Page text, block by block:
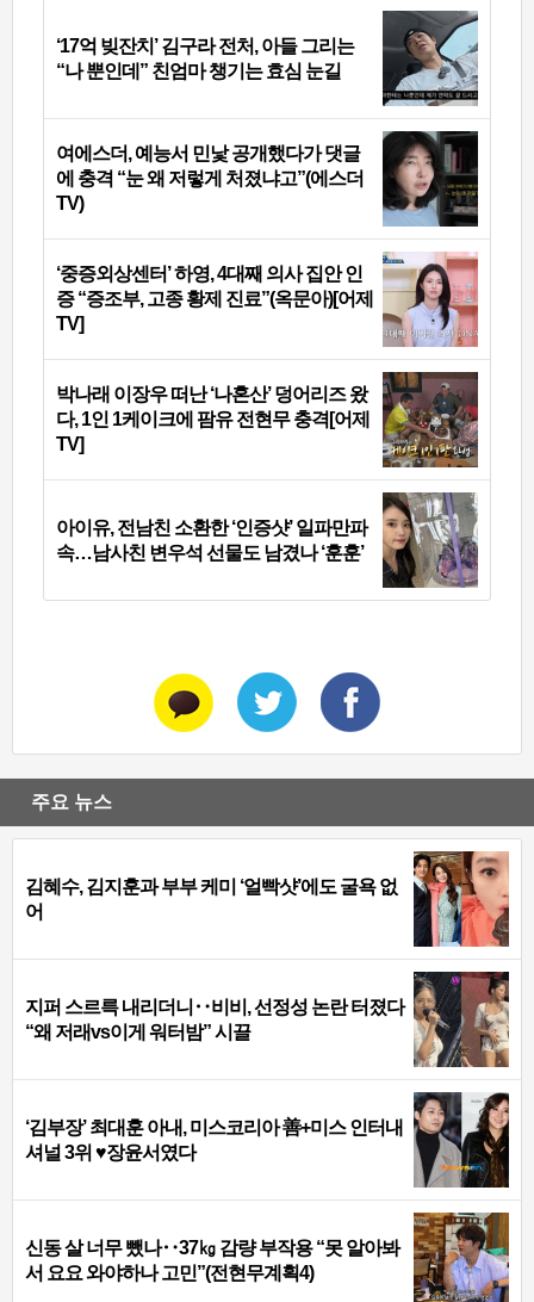
‘17억 빚잔치’ 김구라 전처, 아들 그리는
“나 뿐인데” 친엄마 챙기는 효심 눈길
여에스더, 예능서 민낯 공개했다가 댓글
에 충격 “눈 왜 저렇게 처졌냐고”(에스더
TV)
‘중증외상센터’ 하영, 4대째 의사 집안 인
증 “증조부, 고종 황제 진료”(옥문아)[어제
TV]
박나래 이장우 떠난 ‘나혼산’ 덩어리즈 왔
다, 1인 1케이크에 팜유 전현무 충격[어제
TV]
아이유, 전남친 소환한 ‘인증샷’ 일파만파
속…남사친 변우석 선물도 남겼나 ‘훈훈’
주요 뉴스
김혜수, 김지훈과 부부 케미 ‘얼빡샷’에도 굴욕 없
어
지퍼 스르륵 내리더니‥비비, 선정성 논란 터졌다
“왜 저래vs이게 워터밤” 시끌
‘김부장’ 최대훈 아내, 미스코리아 善+미스 인터내
셔널 3위 ♥장윤서였다
신동 살 너무 뺐나‥37㎏ 감량 부작용 “못 알아봐
서 요요 와야하나 고민”(전현무계획4)